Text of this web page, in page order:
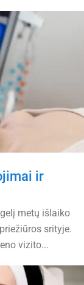
ir
metų išlaiko
srityje.
vizito...